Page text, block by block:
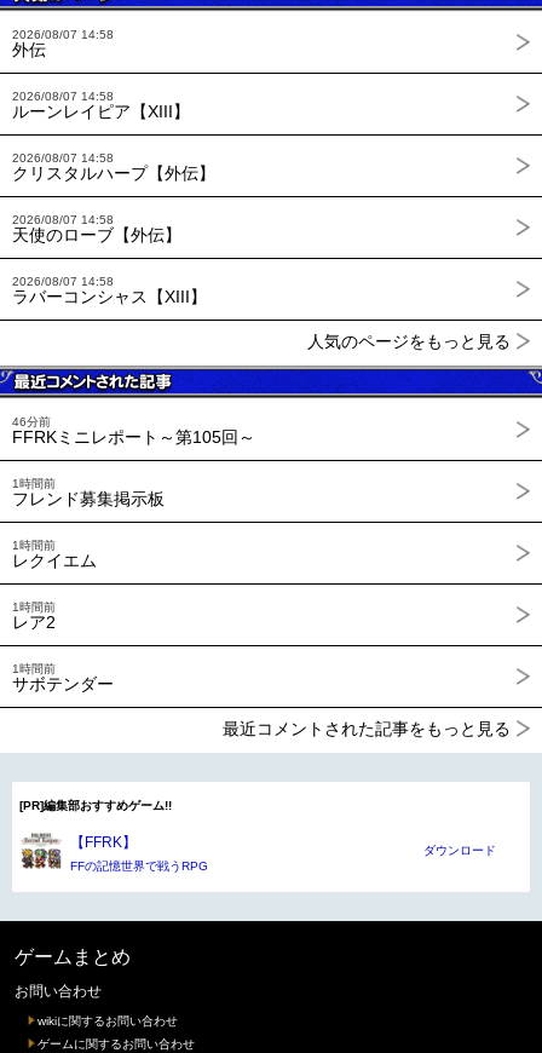
2026/08/07 14:58
外伝
2026/08/07 14:58
ルーンレイピア【XIII】
2026/08/07 14:58
クリスタルハープ【外伝】
2026/08/07 14:58
天使のローブ【外伝】
2026/08/07 14:58
ラバーコンシャス【XIII】
人気のページをもっと見る
46分前
FFRKミニレポート～第105回～
1時間前
フレンド募集掲示板
1時間前
レクイエム
1時間前
レア2
1時間前
サボテンダー
最近コメントされた記事をもっと見る
[PR]編集部おすすめゲーム!!
【FFRK】
FFの記憶世界で戦うRPG
ダウンロード
ゲームまとめ
お問い合わせ
wikiに関するお問い合わせ
ゲームに関するお問い合わせ